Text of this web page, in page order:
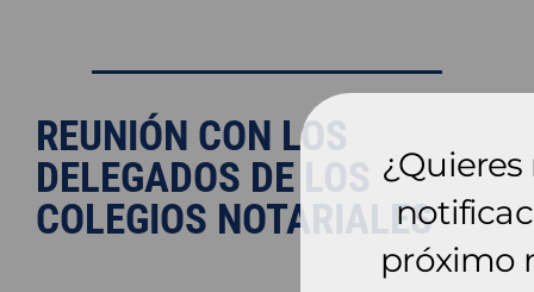
REUNIÓN CON LOS
DELEGADOS DE LOS
COLEGIOS NOTARIALES
próximo